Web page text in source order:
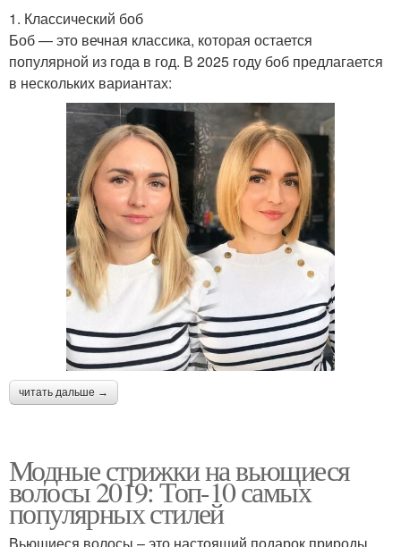
1. Классический боб
Боб — это вечная классика, которая остается
популярной из года в год. В 2025 году боб предлагается
в нескольких вариантах:
читать дальше →
Модные стрижки на вьющиеся
волосы 2019: Топ-10 самых
популярных стилей